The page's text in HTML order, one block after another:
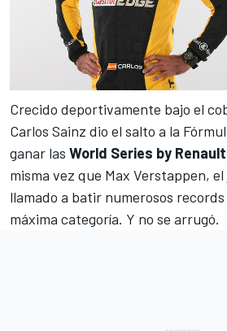
Crecido deportivamente bajo el
Carlos Sainz dio el salto a la
ganar las World Series by
misma vez que Max Verstappen,
llamado a batir numerosos
máxima categoría. Y no se arrugó.